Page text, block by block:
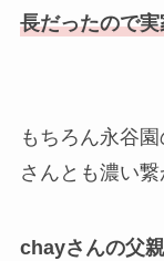
長だったので実
もちろん永谷
さんとも濃い
chayさんの父親